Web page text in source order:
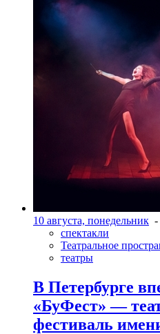
10 августа, понедельник -
спектакли
Театральное
театры
В Петербурге
«БуФест» —
фестиваль